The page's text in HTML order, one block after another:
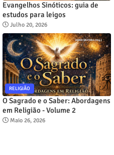
Evangelhos Sinóticos: guia de
estudos para leigos
Julho 20, 2026
RELIGIÃO
O Sagrado e o Saber: Abordagens
em Religião - Volume 2
Maio 26, 2026